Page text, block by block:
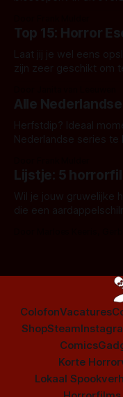
Top 15: Horror
Laat jij je wel eens
zijn zeer geschikt om
Alle
Herfstdip? Ideaal
Nederlandse series te bingen! Bij
Amsterdamned of The
is niet beperkt tot
Lijstje: 5
Wil je jouw gruwelijke
die een
ColofonVacatures
ShopSteam
Comics
Korte
Lokaal